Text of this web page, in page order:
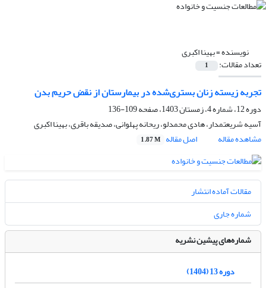
نویسنده =بهینا اکبری
تعداد مقالات: 1
تجربه زیسته زنان بستری‌شده در بیمارستان از نقض حریم بدن
دوره 12، شماره 4، زمستان 1403، صفحه
109-136
آسیه شریعتمدار، هادی محمدلو، ریحانه پهلوانی، صدیقه باقری، بهینا اکبری
مشاهده مقاله
اصل مقاله 1.87 M
مقالات آماده انتشار
شماره جاری
شماره‌های پیشین نشریه
دوره 13 (1404)